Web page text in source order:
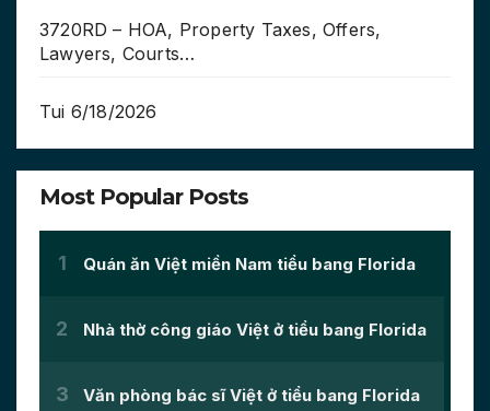
3720RD – HOA, Property Taxes, Offers,
Lawyers, Courts…
Tui 6/18/2026
Most Popular Posts